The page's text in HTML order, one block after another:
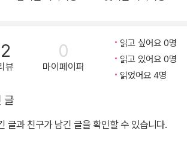
통합 문제를 풀며 한 단계 더 독해력을 끌어올
전하게 된다. 예비 초등의 경우, 짧은 글로 독해
있도록 구성하였다. 모든 공부의 시작,
14권 구성 2. 학년별 2권 맞춤 구성 [기본편]+
4쪽, 30일(예비 초등 2
정 학습량 제시 4. [기본편] 16가지 독해 핵심
2
뷰
0
마이페이퍼
읽고 싶어요 0명
읽고 있어요 0명
읽었어요 4명
글
글과 친구가 남긴 글을 확인할 수 있습니다.